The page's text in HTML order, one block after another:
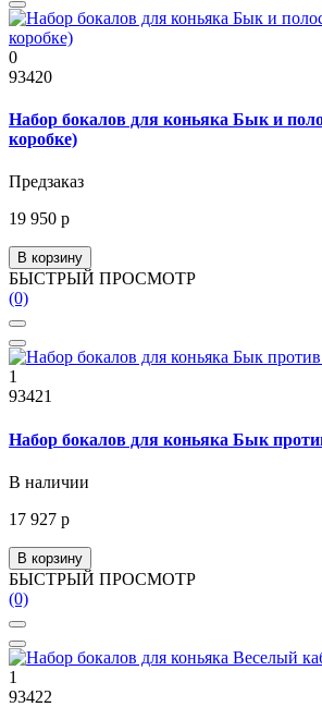
0
93420
Набор бокалов для коньяка Бык и
коробке)
Предзаказ
19 950 р
В корзину
БЫСТРЫЙ ПРОСМОТР
(0)
1
93421
Набор бокалов для коньяка Бык
В наличии
17 927 р
В корзину
БЫСТРЫЙ ПРОСМОТР
(0)
1
93422